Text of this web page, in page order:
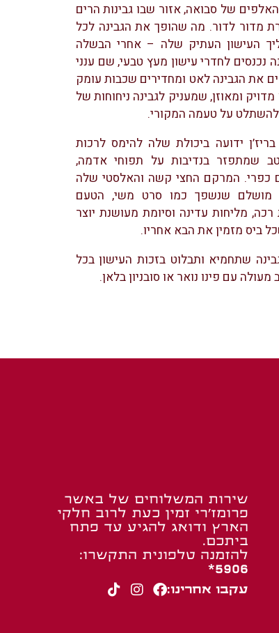
של סבואה, אזור שבו גבינות הרים
מדור לדור. מה שהופך את הגבינה לכל
העישון העתיק שלה – אחרי הבשלה
נכנסים לחדרי עישון מעץ טבעי, שם ענני
את הגבינה לאט ומחדירים שכבות עומק
ומאוזן, שמעניק לגבינה ניחוחות של
להשתלט על טעמה המקורי.
ידועה ביכולת שלה להימס לרכות
שמתפזר בנדיבות על תפוחי אדמה,
כפרי. המרקם החצי קשה והאלסטי שלה
מושלם שנשפך כמו סרט משי, הטעם
מליחות עדינה וסיומת מעושנת יוצר
ביס מזמין את הבא אחריו.
שתחמיא ותבלוט בזכות העישון בכל
עם פינו נואר או סובניון בלאן.
שירות המשלוחים של באשר
פרומז’רי זמין כעת לרוב חלקי
הארץ ודואג להגיע עד פתח
ביתכם.
להזמנה טלפונית התקשרו:
5906*
עקבו אחרינו: